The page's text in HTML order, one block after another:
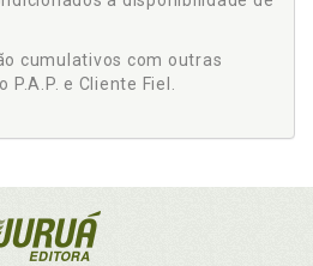
cumulativos com outras
e Cliente Fiel.